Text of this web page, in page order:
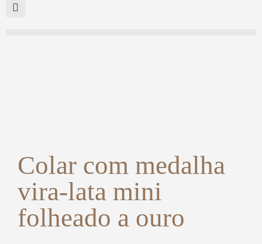
Colar com medalha
vira-lata mini
folheado a ouro